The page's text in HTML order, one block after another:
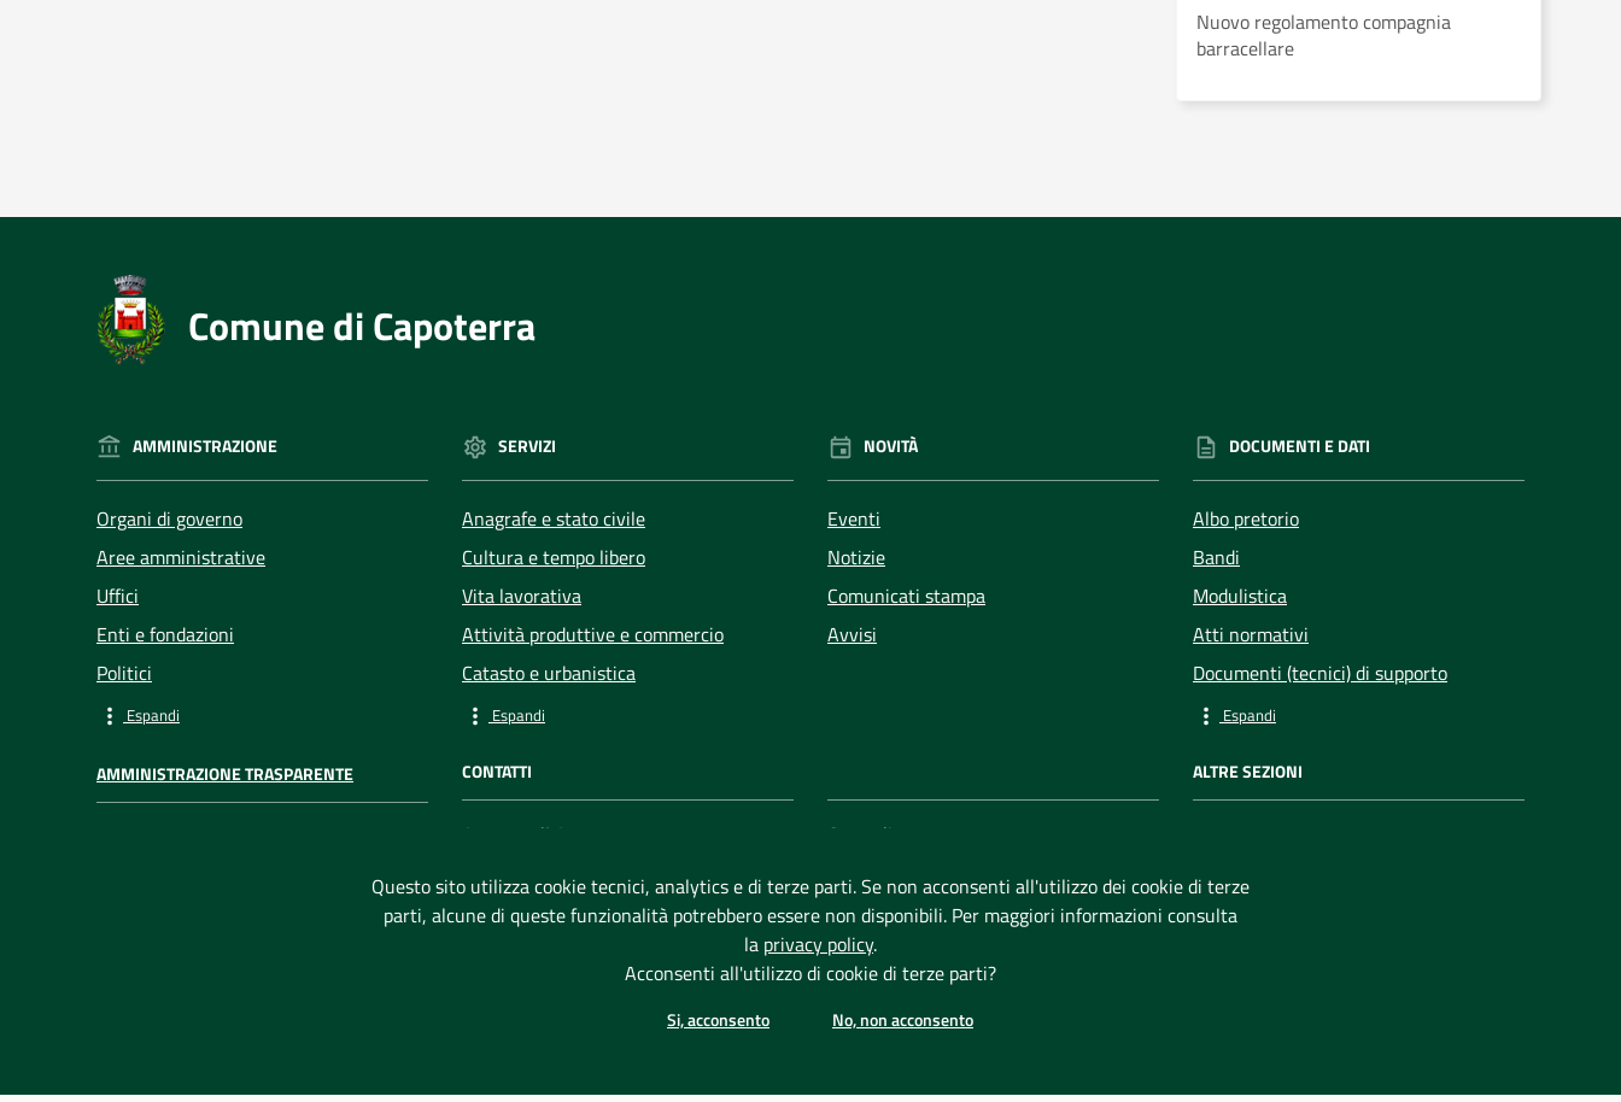
Nuovo regolamento compagnia
barracellare
Comune di Capoterra
AMMINISTRAZIONE
Organi di governo
Aree amministrative
Uffici
Enti e fondazioni
Politici
Espandi
SERVIZI
Anagrafe e stato civile
Cultura e tempo libero
Vita lavorativa
Attività produttive e commercio
Catasto e urbanistica
Espandi
NOVITÀ
Eventi
Notizie
Comunicati stampa
Avvisi
DOCUMENTI E DATI
Albo pretorio
Bandi
Modulistica
Atti normativi
Documenti (tecnici) di supporto
Espandi
AMMINISTRAZIONE TRASPARENTE CONTATTI
Comune di Capoterra
Codice fiscale: 80018070922
P. IVA:00591090923
Centralino: +39 0707239211
Email e Posta Elettronica Certificata
URP - Ufficio Relazioni con il Pubblico
Rubrica dipendenti
ALTRE SEZIONI
Questo sito utilizza cookie tecnici, analytics e di terze parti. Se non acconsenti all'utilizzo dei cookie di terze
parti, alcune di queste funzionalità potrebbero essere non disponibili. Per maggiori informazioni consulta
la privacy policy.
Acconsenti all'utilizzo di cookie di terze parti?
Si, acconsento No, non acconsento